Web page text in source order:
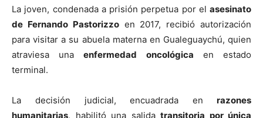
La joven, condenada a prisión perpetua por el asesinato
de Fernando Pastorizzoen 2017, recibió autorización
para visitar a su abuela materna en Gualeguaychú, quien
atraviesa unaenfermedad oncológica en estado
terminal.
La decisión judicial, encuadrada en razones
humanitarias, habilitó una salida transitoria por única